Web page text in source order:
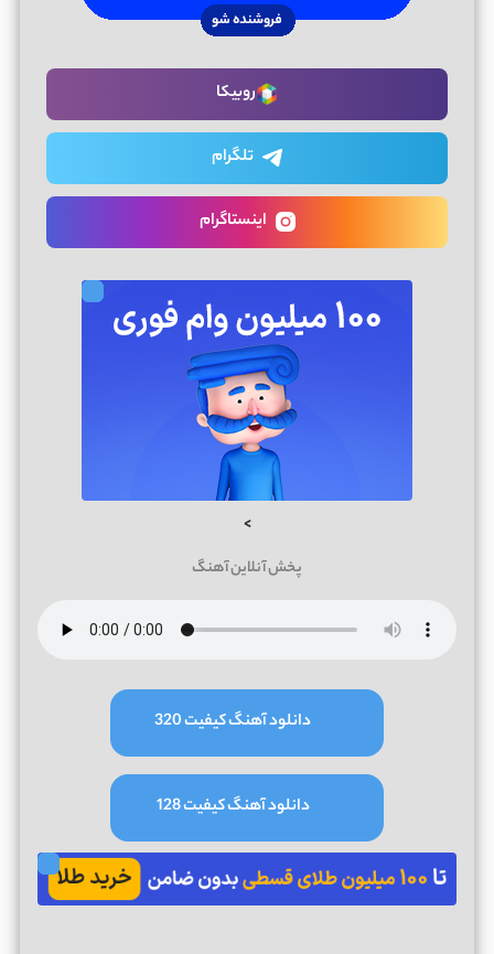
روبیکا
تلگرام
اینستاگرام
>
پخش آنلاین آهنگ
دانلود آهنگ کیفیت 320
دانلود آهنگ کیفیت 128